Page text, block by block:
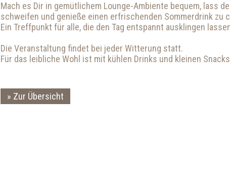
Mach es Dir in gemütlichem Lounge-Ambiente bequem, lass
schweifen und genieße einen erfrischenden Sommerdrink zu
Ein Treffpunkt für alle, die den Tag entspannt ausklingen
Die Veranstaltung findet bei jeder Witterung statt.
Für das leibliche Wohl ist mit kühlen Drinks und kleinen
Zur Übersicht